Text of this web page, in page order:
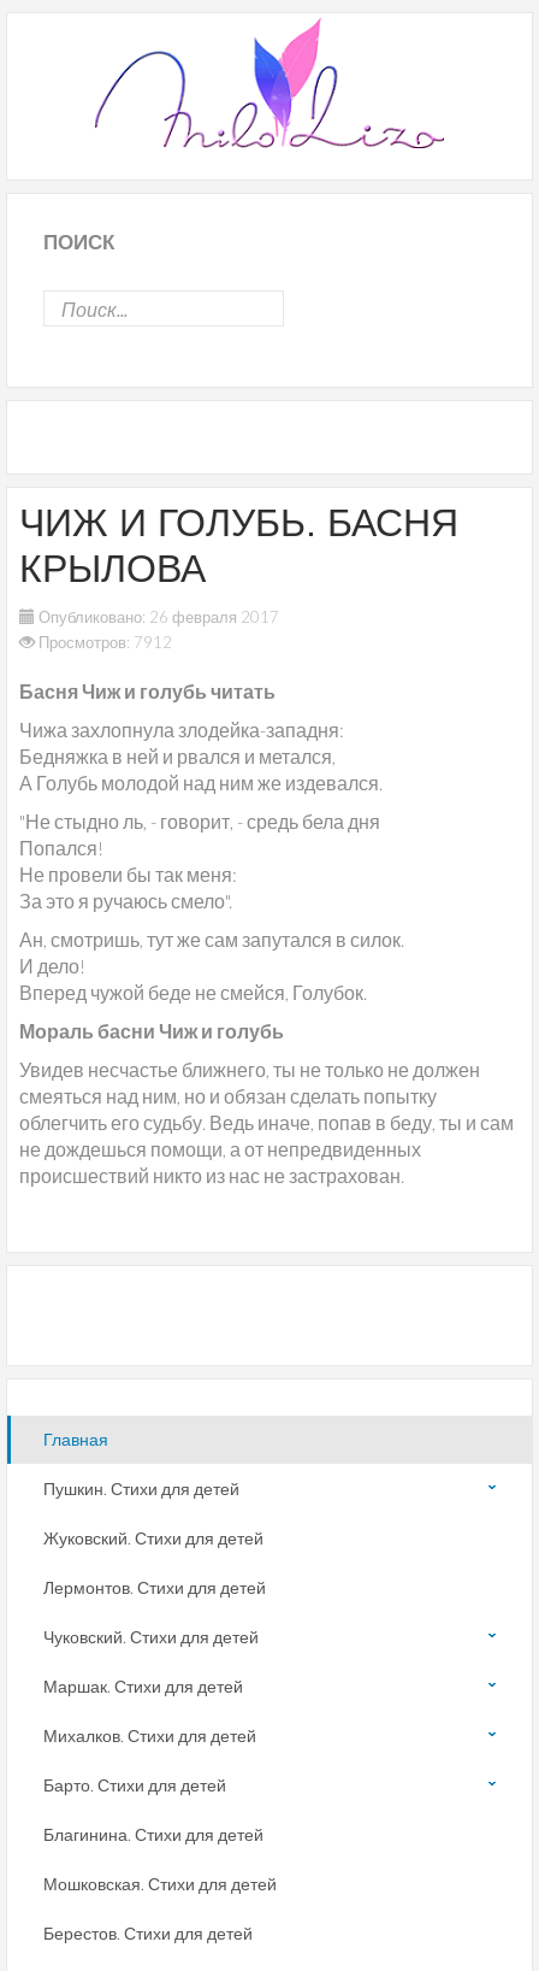
ПОИСК
ЧИЖ И ГОЛУБЬ. БАСНЯ
КРЫЛОВА
Опубликовано: 26 февраля 2017
Просмотров: 7912
Басня Чиж и голубь читать
Чижа захлопнула злодейка-западня:
Бедняжка в ней и рвался и метался,
А Голубь молодой над ним же издевался.
"Не стыдно ль, - говорит, - средь бела дня
Попался!
Не провели бы так меня:
За это я ручаюсь смело".
Ан, смотришь, тут же сам запутался в силок.
И дело!
Вперед чужой беде не смейся, Голубок.
Мораль басни Чиж и голубь
Увидев несчастье ближнего, ты не только не должен
смеяться над ним, но и обязан сделать попытку
облегчить его судьбу. Ведь иначе, попав в беду, ты и сам
не дождешься помощи, а от непредвиденных
происшествий никто из нас не застрахован.
Главная
Пушкин. Стихи для детей
Жуковский. Стихи для детей
Лермонтов. Стихи для детей
Чуковский. Стихи для детей
Маршак. Стихи для детей
Михалков. Стихи для детей
Барто. Стихи для детей
Благинина. Стихи для детей
Мошковская. Стихи для детей
Берестов. Стихи для детей